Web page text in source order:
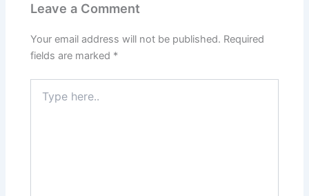
Leave a Comment
Your email address will not be published. Required
fields are marked *
here..